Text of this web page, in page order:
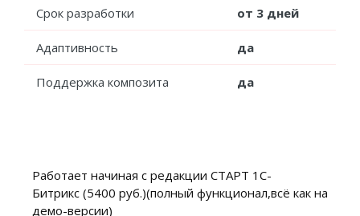
Срок разработки от 3 дней
Адаптивность да
Поддержка композита да
Работает начиная с редакции СТАРТ 1С-
Битрикс (5400 руб.)(полный функционал,всё как на
демо-версии)